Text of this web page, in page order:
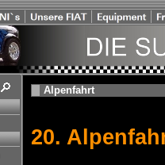
Alpenfahrt
20.